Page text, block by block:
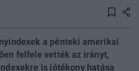
a pénteki amerikai
felfele vették az irányt,
is jótékony hatása